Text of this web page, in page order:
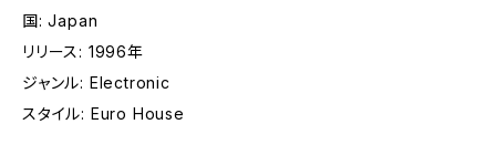
国: Japan
リリース: 1996年
ジャンル: Electronic
スタイル: Euro House